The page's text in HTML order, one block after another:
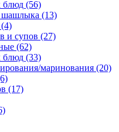
блюд (56)
шашлыка (13)
(4)
и супов (27)
(62)
блюд (33)
маринования (20)
(17)